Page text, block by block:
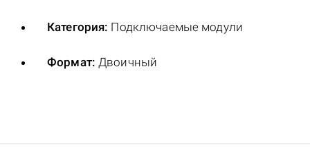
Категория: Подключаемые модули
Формат: Двоичный